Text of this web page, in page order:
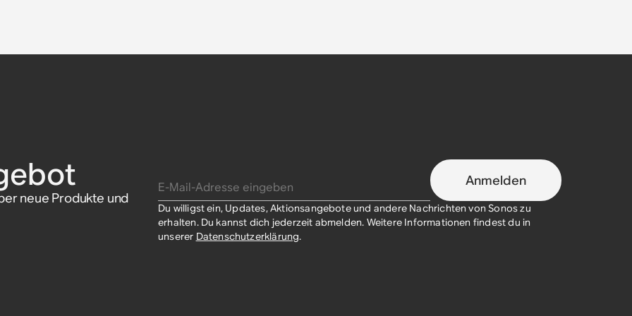
Era
Era
100
300
neue Produkte und
Anmelden
Du willigst ein, Updates, Aktionsangebote und andere Nachrichten von Sonos zu
erhalten. Du kannst dich jederzeit abmelden. Weitere Informationen findest du in
unserer Datenschutzerklärung.​